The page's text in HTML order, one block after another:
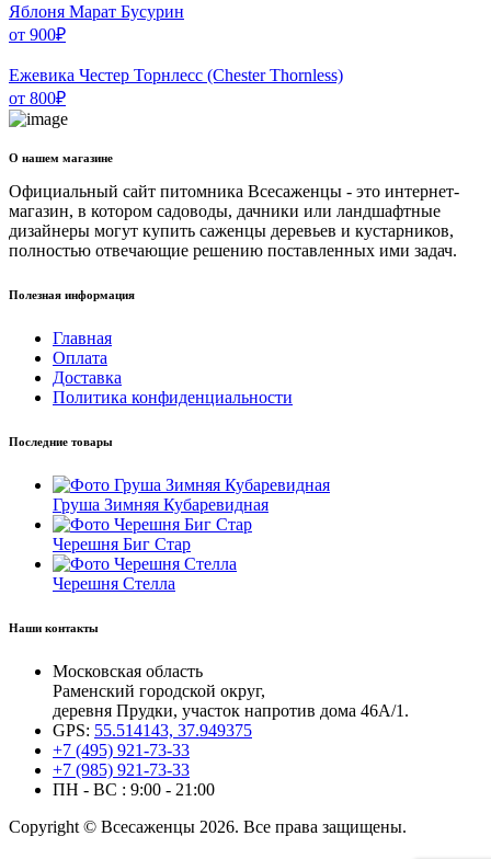
Яблоня Марат Бусурин
от 900₽
Ежевика Честер Торнлесс (Chester Thornless)
от 800₽
О нашем магазине
Официальный сайт питомника Всесаженцы - это интернет-
магазин, в котором садоводы, дачники или ландшафтные
дизайнеры могут купить саженцы деревьев и кустарников,
полностью отвечающие решению поставленных ими задач.
Полезная информация
Главная
Оплата
Доставка
Политика конфиденциальности
Последние товары
Груша Зимняя Кубаревидная
Черешня Биг Стар
Черешня Стелла
Наши контакты
Московская область
Раменский городской округ,
деревня Прудки, участок напротив дома 46А/1.
GPS: 55.514143, 37.949375
+7 (495) 921-73-33
+7 (985) 921-73-33
ПН - ВС : 9:00 - 21:00
Copyright © Всесаженцы 2026. Все права защищены.